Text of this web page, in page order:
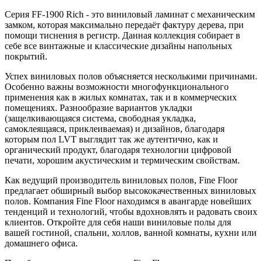
Серия FF-1900 Rich - это виниловый ламинат с механическим
замком, которая максимально передаёт фактуру дерева, при
помощи тиснения в регистр. Данная коллекция собирает в
себе все винтажные и классические дизайны напольных
покрытий.
Успех виниловых полов объясняется несколькими причинами.
Особенно важны возможности многофункционального
применения как в жилых комнатах, так и в коммерческих
помещениях. Разнообразие вариантов укладки
(защелкивающаяся система, свободная укладка,
самоклеящаяся, приклеиваемая) и дизайнов, благодаря
которым пол LVT выглядит так же аутентично, как и
органический продукт, благодаря технологии цифровой
печати, хорошим акустическим и термическим свойствам.
Как ведущий производитель виниловых полов, Fine Floor
предлагает обширный выбор высококачественных виниловых
полов. Компания Fine Floor находимся в авангарде новейших
тенденций и технологий, чтобы вдохновлять и радовать своих
клиентов. Откройте для себя наши виниловые полы для
вашей гостиной, спальни, холлов, ванной комнаты, кухни или
домашнего офиса.